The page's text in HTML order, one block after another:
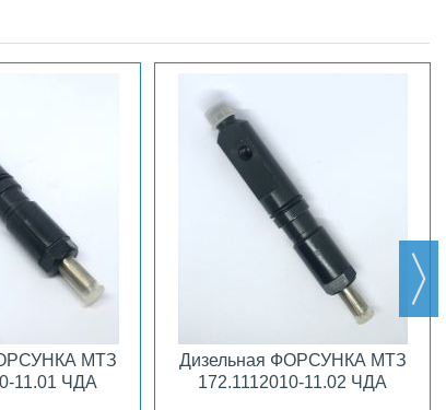
МТЗ
11.01 ЧДА
Дизельная ФОРСУНКА МТЗ
172.1112010-11.02 ЧДА